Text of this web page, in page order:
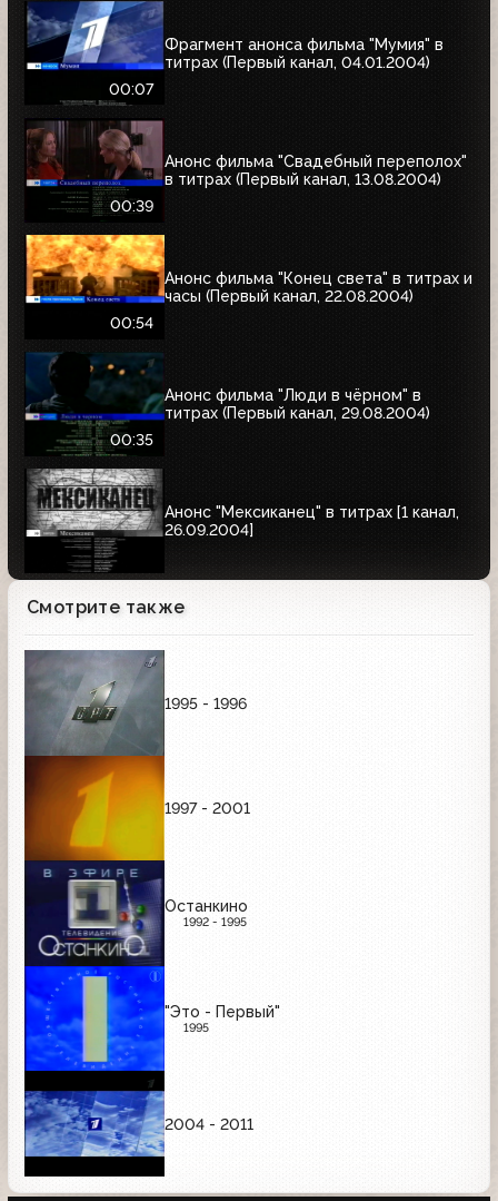
00:07
Фрагмент анонса фильма "Мумия" в
титрах (Первый канал, 04.01.2004)
00:39
Анонс фильма "Свадебный переполох"
в титрах (Первый канал, 13.08.2004)
00:54
Анонс фильма "Конец света" в титрах и
часы (Первый канал, 22.08.2004)
00:35
Анонс фильма "Люди в чёрном" в
титрах (Первый канал, 29.08.2004)
Анонс "Мексиканец" в титрах [1 канал,
26.09.2004]
Смотрите также
1995 - 1996
1997 - 2001
Останкино
1992 - 1995
"Это - Первый"
1995
2004 - 2011